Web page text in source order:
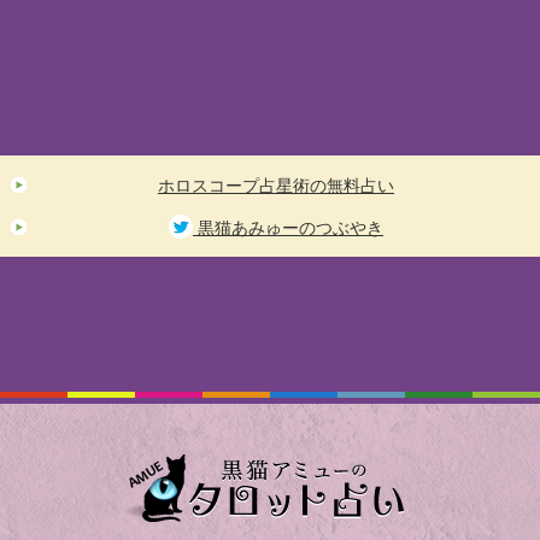
ホロスコープ占星術の無料占い
黒猫あみゅーのつぶやき